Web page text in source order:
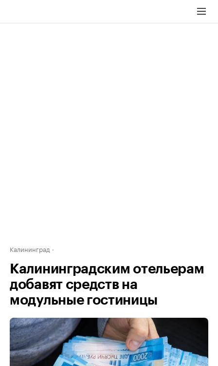
Калининград
Калининградским отельерам
добавят средств на
модульные гостиницы